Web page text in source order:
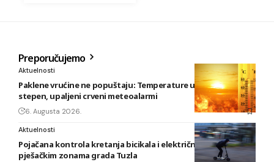
Preporučujemo
Aktuelnosti
Paklene vrućine ne popuštaju: Temperature u BiH i do 41
stepen, upaljeni crveni meteoalarmi
6. Augusta 2026.
Aktuelnosti
Pojačana kontrola kretanja bicikala i električnih romobila u
pješačkim zonama grada Tuzla